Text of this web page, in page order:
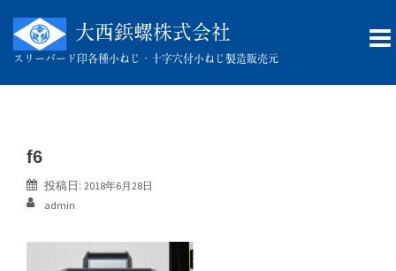
ツ
大西鋲螺株式会社
スリーバード印各種小ねじ・十字穴付小ねじ製造販売元
f6
投稿日: 2018年6月28日
admin